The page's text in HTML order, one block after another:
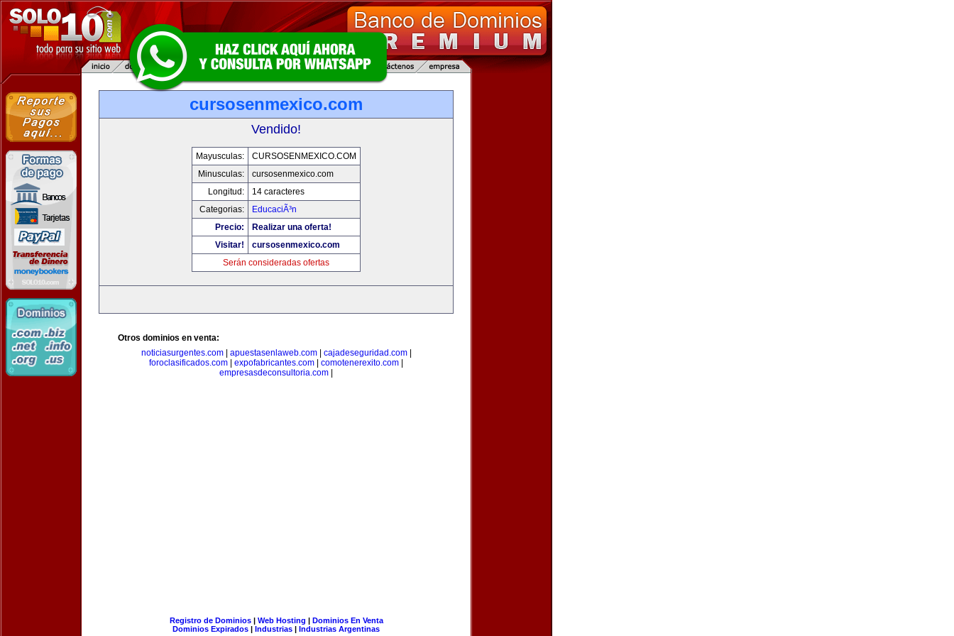
cursosenmexico.com
Vendido!
Mayusculas:
CURSOSENMEXICO.COM
Minusculas:
cursosenmexico.com
Longitud:
14 caracteres
Categorias:
EducaciÃ³n
Precio:
Realizar una oferta!
Visitar!
cursosenmexico.com
Serán consideradas ofertas
Otros dominios en venta:
noticiasurgentes.com| apuestasenlaweb.com| cajadeseguridad.com|
foroclasificados.com
expofabricantes.com comotenerexito.com
empresasdeconsultoria.com
Registro de Dominios| Web Hosting | Dominios En Venta
Dominios Expirados | Industrias | Industrias Argentinas